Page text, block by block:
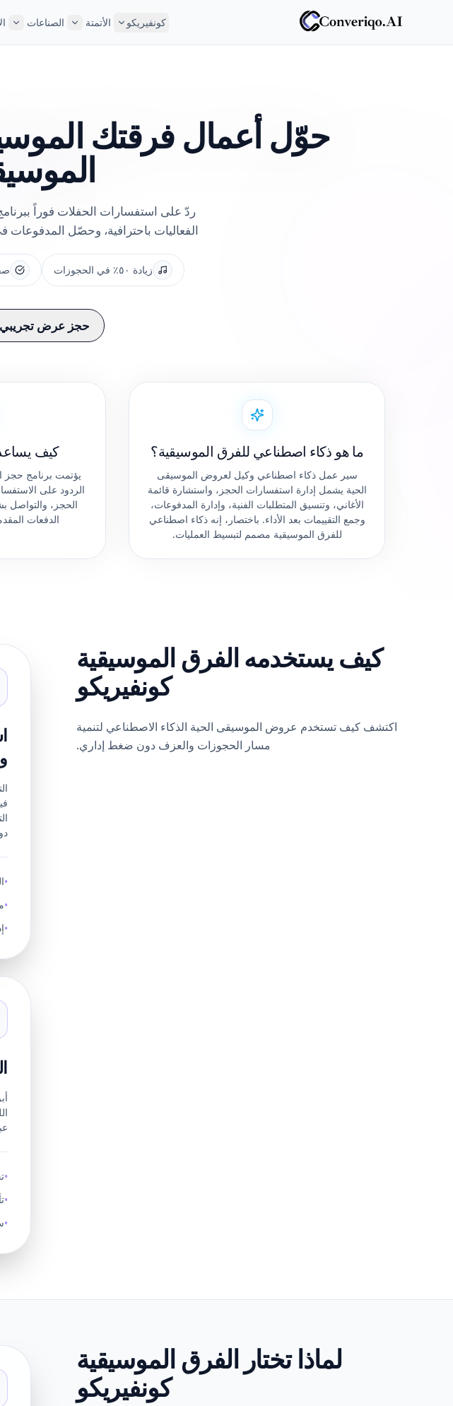
كونفيريكو الأتمتة الصناعات
حوّل أعمال فرقتك
ردّ على استفسارات الحفلات فوراً
الفعاليات باحترافية، وحصّل
زيادة ٥٠٪ في الحجوزات
حجز عرض تجريبي
ما هو ذكاء اصطناعي للفرق الموسيقية؟
سير عمل ذكاء اصطناعي وكيل لعروض الموسيقى
الحية يشمل إدارة استفسارات الحجز، واستشارة قائمة
الأغاني، وتنسيق المتطلبات الفنية، وإدارة المدفوعات،
وجمع التقييمات بعد الأداء. باختصار، إنه ذكاء اصطناعي
للفرق الموسيقية مصمم لتبسيط العمليات.
كيف
يؤتمت برنامج حجز
الردود على
الحجز، والتواصل
الدفعات
كيف يستخدمه الفرق الموسيقية
كونفيريكو
اكتشف كيف تستخدم عروض الموسيقى الحية الذكاء الاصطناعي لتنمية
مسار الحجوزات والعزف دون ضغط إداري.
•
•
•
•
•
•
لماذا تختار الفرق الموسيقية
كونفيريكو